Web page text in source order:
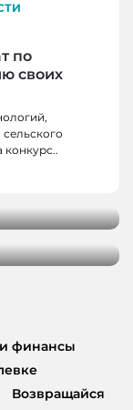
по
своих
конкурс..
НОВОСТИ
НОВОСТИ
финансы
Возвращайся